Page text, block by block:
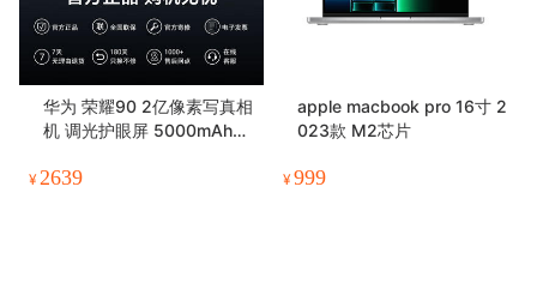
华为 荣耀90 2亿像素写真相
机 调光护眼屏 5000mAh轻
¥2639
apple macbook pro 16寸 2
023款 M2芯片
¥999